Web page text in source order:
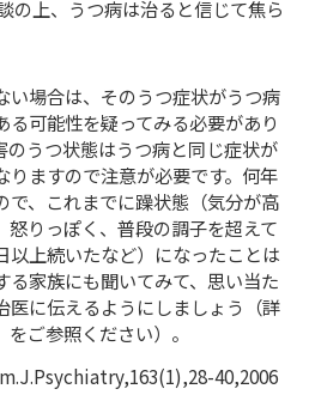
の上、うつ病は治ると信じて焦ら
い場合は、そのうつ症状がうつ病
る可能性を疑ってみる必要があり
のうつ状態はうつ病と同じ症状が
りますので注意が必要です。何年
で、これまでに躁状態（気分が高
怒りっぽく、普段の調子を超えて
以上続いたなど）になったことは
る家族にも聞いてみて、思い当た
医に伝えるようにしましょう（詳
をご参照ください）。
40,2006